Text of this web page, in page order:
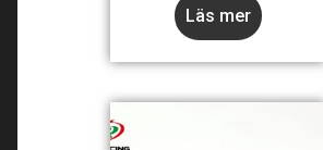
Läs mer